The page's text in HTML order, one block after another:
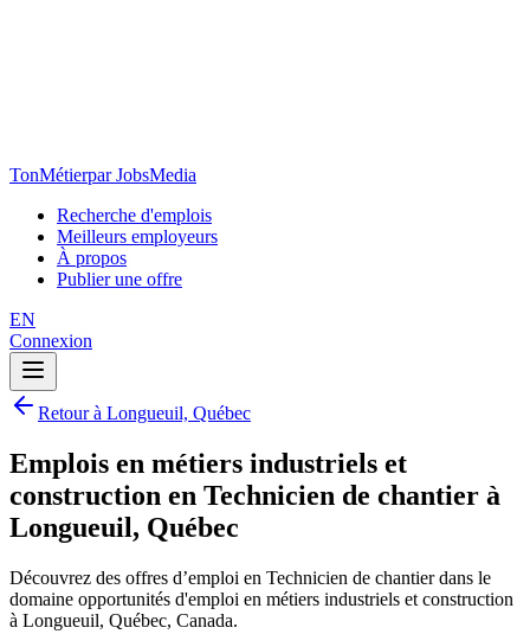
TonMétierpar JobsMedia
Recherche d'emplois
Meilleurs employeurs
À propos
Publier une offre
EN
Connexion
Retour à Longueuil, Québec
Emplois en métiers industriels et
construction en Technicien de chantier à
Longueuil, Québec
Découvrez des offres d’emploi en Technicien de chantier dans le
domaine opportunités d'emploi en métiers industriels et construction
à Longueuil, Québec, Canada.